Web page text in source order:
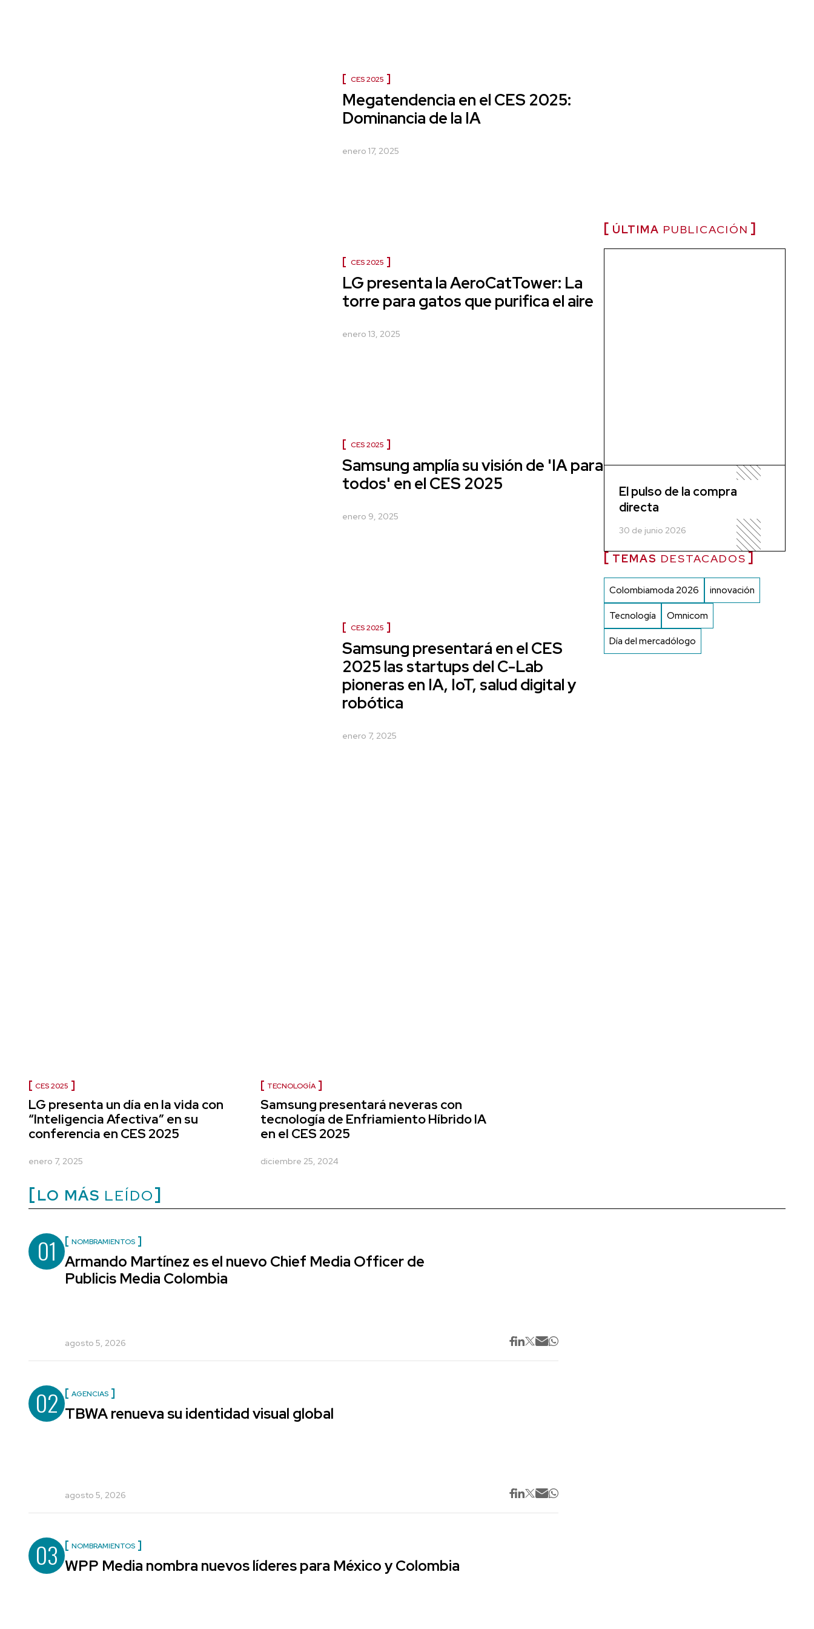
CES 2025
Megatendencia en el CES 2025:
Dominancia de la IA
enero 17, 2025
CES 2025
LG presenta la AeroCatTower: La
torre para gatos que purifica el aire
enero 13, 2025
CES 2025
Samsung amplía su visión de 'IA para
todos' en el CES 2025
enero 9, 2025
CES 2025
Samsung presentará en el CES
2025 las startups del C-Lab
pioneras en IA, IoT, salud digital y
robótica
enero 7, 2025
ÚLTIMA PUBLICACIÓN
El pulso de la compra
directa
30 de junio 2026
TEMAS DESTACADOS
Colombiamoda 2026 innovación
Tecnología Omnicom
Día del mercadólogo
CES 2025
LG presenta un día en la vida con
“Inteligencia Afectiva” en su
conferencia en CES 2025
enero 7, 2025
TECNOLOGÍA
Samsung presentará neveras con
tecnología de Enfriamiento Híbrido IA
en el CES 2025
diciembre 25, 2024
LO MÁS LEÍDO
01 NOMBRAMIENTOS
Armando Martínez es el nuevo Chief Media Officer de
Publicis Media Colombia
agosto 5, 2026
02 AGENCIAS
TBWA renueva su identidad visual global
agosto 5, 2026
03 NOMBRAMIENTOS
WPP Media nombra nuevos líderes para México y Colombia